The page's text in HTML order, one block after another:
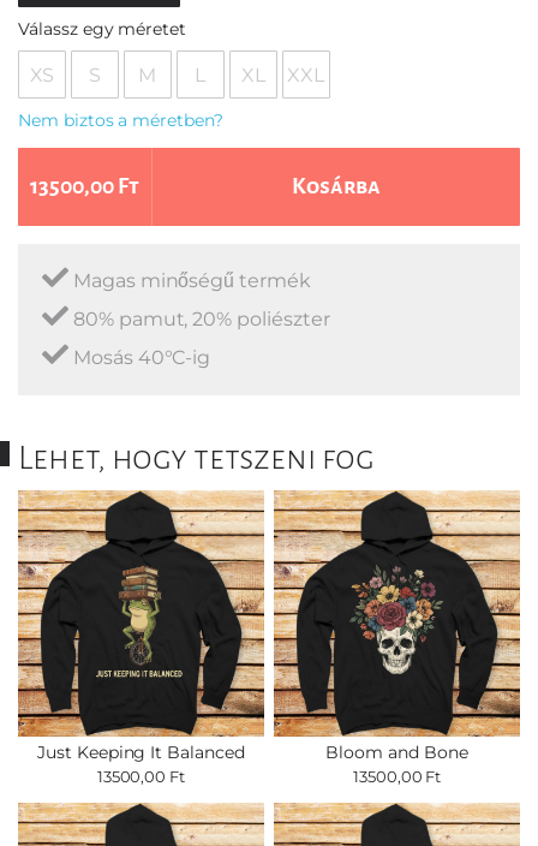
Válassz egy méretet
XS S M L XL XXL
Nem biztos a méretben?
13500,00 Ft Kosárba
Magas minőségű termék
80% pamut, 20% poliészter
Mosás 40°C-ig
Lehet, hogy tetszeni fog
Just Keeping It Balanced
13500,00 Ft
Bloom and Bone
13500,00 Ft